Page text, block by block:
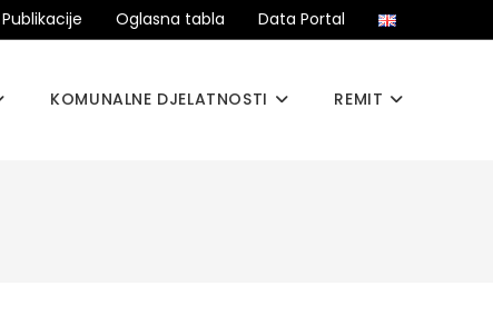
Publikacije Oglasna tabla Data Portal
KOMUNALNE DJELATNOSTI REMIT